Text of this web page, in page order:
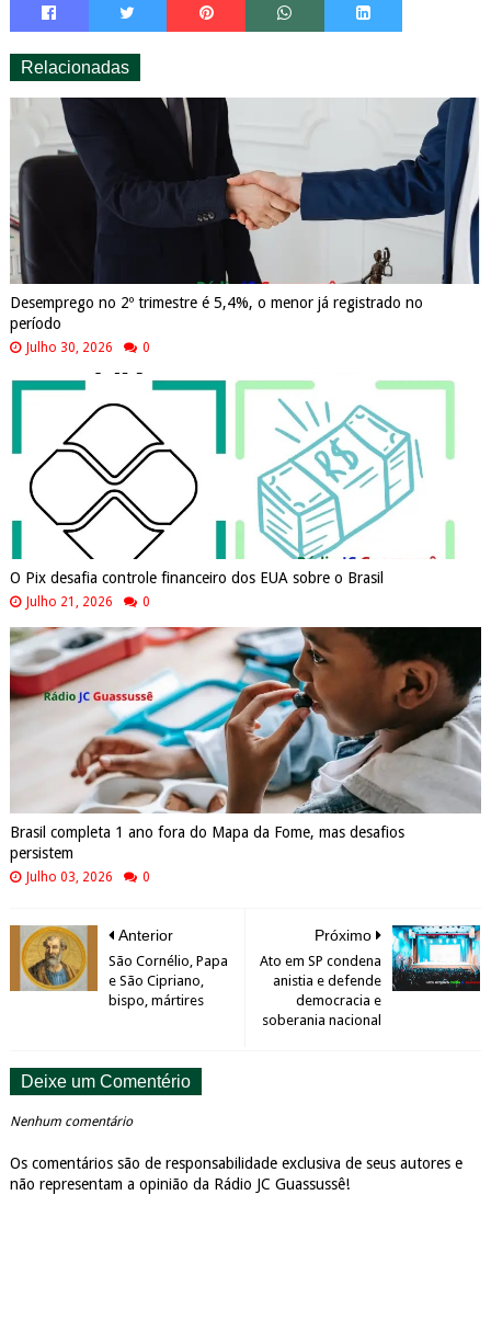
Relacionadas
Desemprego no 2º trimestre é 5,4%, o menor já registrado no
período
Julho 30, 2026 0
O Pix desafia controle financeiro dos EUA sobre o Brasil
Julho 21, 2026 0
Brasil completa 1 ano fora do Mapa da Fome, mas desafios
persistem
Julho 03, 2026 0
Próximo
Ato em SP condena
anistia e defende
democracia e
soberania nacional
Anterior
São Cornélio, Papa
e São Cipriano,
bispo, mártires
Deixe um Comentério
Nenhum comentário
Os comentários são de responsabilidade exclusiva de seus autores e
não representam a opinião da Rádio JC Guassussê!